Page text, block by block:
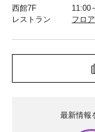
西館7F
レストラン
11:00
フロ
最新情報